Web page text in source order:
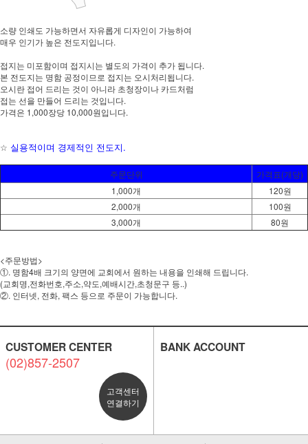
소량 인쇄도 가능하면서 자유롭게 디자인이 가능하여
매우 인기가 높은 전도지입니다.
접지는 미포함이며 접지시는 별도의 가격이 추가 됩니다.
본 전도지는 명함 공정이므로 접지는 오시처리됩니다.
오시란 접어 드리는 것이 아니라 초청장이나 카드처럼
접는 선을 만들어 드리는 것입니다.
가격은 1,000장당 10,000원입니다.
☆ 실용적이며 경제적인 전도지.
주문단위
가격표(개당)
1,000개
120원
2,000개
100원
3,000개
80원
<주문방법>
①. 명함4배 크기의 양면에 교회에서 원하는 내용을 인쇄해 드립니다.
(교회명,전화번호,주소,약도,예배시간,초청문구 등..)
②. 인터넷, 전화, 팩스 등으로 주문이 가능합니다.
CUSTOMER CENTER
(02)857-2507
고객센터
연결하기
BANK ACCOUNT